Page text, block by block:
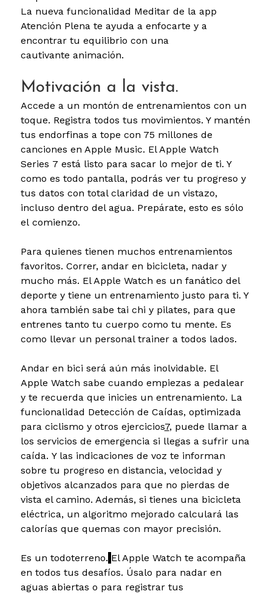
La nueva funcionalidad Meditar de la app
Atención Plena te ayuda a enfocarte y a
encontrar tu equilibrio con una
cautivante animación.
Motivación a la vista.
Accede a un montón de entrenamientos con un
toque. Registra todos tus movimientos. Y mantén
tus endorfinas a tope con 75 millones de
canciones en Apple Music. El Apple Watch
Series 7 está listo para sacar lo mejor de ti. Y
como es todo pantalla, podrás ver tu progreso y
tus datos con total claridad de un vistazo,
incluso dentro del agua. Prepárate, esto es sólo
el comienzo.
Para quienes tienen muchos entrenamientos
favoritos. Correr, andar en bicicleta, nadar y
mucho más. El Apple Watch es un fanático del
deporte y tiene un entrenamiento justo para ti. Y
ahora también sabe tai chi y pilates, para que
entrenes tanto tu cuerpo como tu mente. Es
como llevar un personal trainer a todos lados.
Andar en bici será aún más inolvidable. El
Apple Watch sabe cuando empiezas a pedalear
y te recuerda que inicies un entrenamiento. La
funcionalidad Detección de Caídas, optimizada
para ciclismo y otros ejercicios7, puede llamar a
los servicios de emergencia si llegas a sufrir una
caída. Y las indicaciones de voz te informan
sobre tu progreso en distancia, velocidad y
objetivos alcanzados para que no pierdas de
vista el camino. Además, si tienes una bicicleta
eléctrica, un algoritmo mejorado calculará las
calorías que quemas con mayor precisión.
Es un todoterreno. El Apple Watch te acompaña
en todos tus desafíos. Úsalo para nadar en
aguas abiertas o para registrar tus